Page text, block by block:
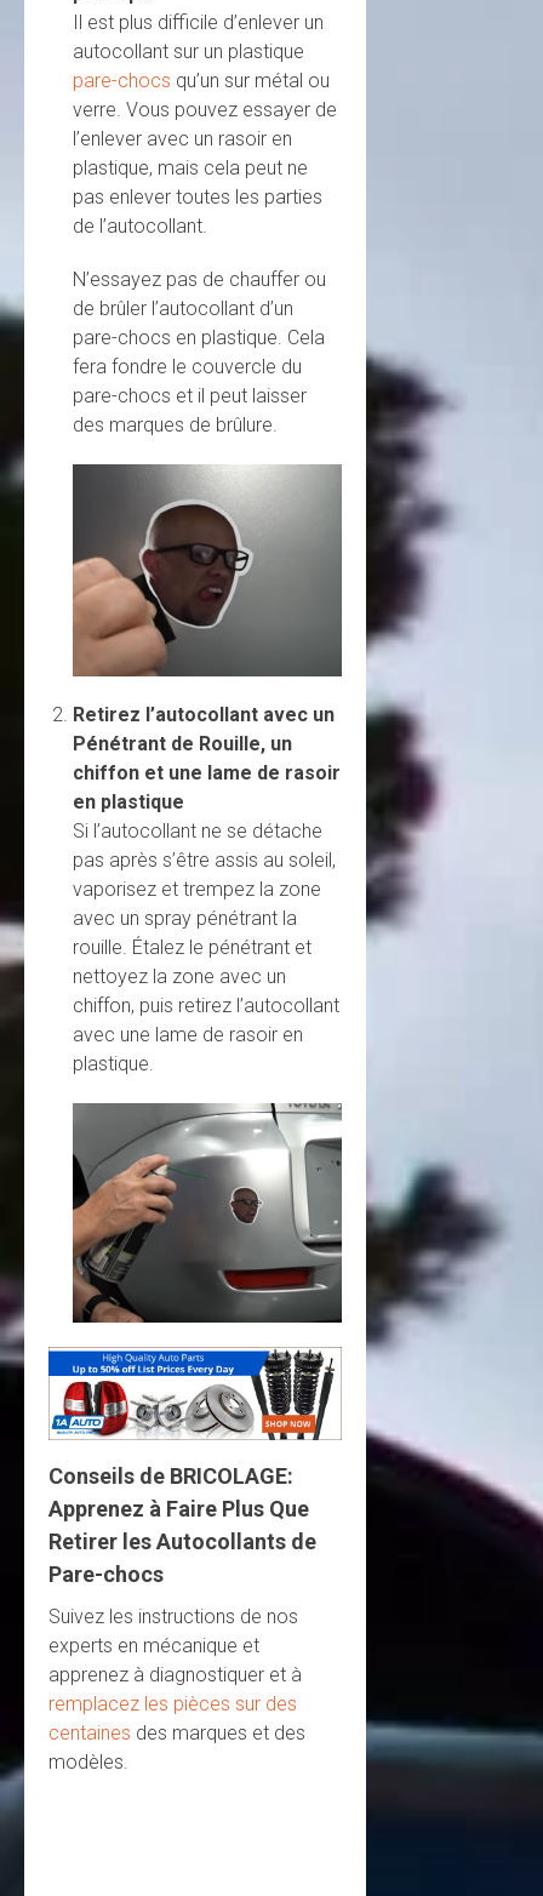
Il est plus difficile d’enlever un
autocollant sur un plastique
pare-chocs qu’un sur métal ou
verre. Vous pouvez essayer de
l’enlever avec un rasoir en
plastique, mais cela peut ne
pas enlever toutes les parties
de l’autocollant.
N’essayez pas de chauffer ou
de brûler l’autocollant d’un
pare-chocs en plastique. Cela
fera fondre le couvercle du
pare-chocs et il peut laisser
des marques de brûlure.
Retirez l’autocollant avec un
Pénétrant de Rouille, un
chiffon et une lame de rasoir
en plastique
Si l’autocollant ne se détache
pas après s’être assis au soleil,
vaporisez et trempez la zone
avec un spray pénétrant la
rouille. Étalez le pénétrant et
nettoyez la zone avec un
chiffon, puis retirez l’autocollant
avec une lame de rasoir en
plastique.
Conseils de BRICOLAGE:
Apprenez à Faire Plus Que
Retirer les Autocollants de
Pare-chocs
Suivez les instructions de nos
experts en mécanique et
apprenez à diagnostiquer et à
remplacez les pièces sur des
centaines des marques et des
modèles.